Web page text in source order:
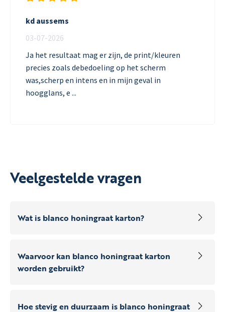
kd aussems
03-07-2026
Ja het resultaat mag er zijn, de print/kleuren
precies zoals debedoeling op het scherm
was,scherp en intens en in mijn geval in
hoogglans, e ...
Veelgestelde vragen
Wat is blanco honingraat karton?
Waarvoor kan blanco honingraat karton
worden gebruikt?
Hoe stevig en duurzaam is blanco honingraat